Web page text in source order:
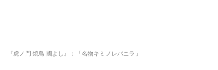
『虎ノ門 焼鳥 國よし』：「名物キミノレバニラ」